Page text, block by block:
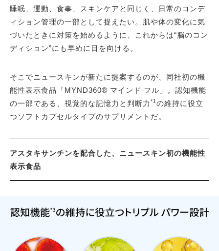
睡眠、運動、食事、スキンケアと同じく、日常のコンデ
ィション管理の一部として捉えたい。肌や体の変化に気
づいたときに対策を始めるように、これからは“脳のコン
ディション”にも早めに目を向ける。
そこでニュースキンが新たに提案するのが、同社初の機
能性表示食品「MYND360® マインド フル」。認知機能
の一部である、視覚的な記憶力と判断力 *1 の維持に役立
つソフトカプセルタイプのサプリメントだ。
アスタキサンチンを配合した、ニュースキン初の機能性
表示食品